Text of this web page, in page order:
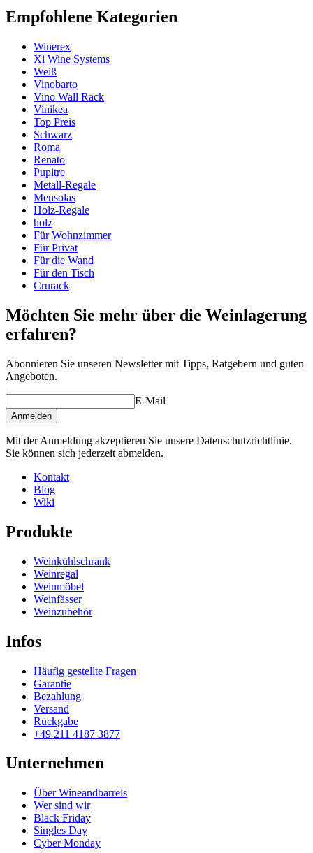
Schauen Sie sich hier Beispiele der Einrichtung mit Winerex-
Weinregalen an.
Machen Sie sich Ihre eigene Zusammenstellung aus diesen Modulen
in unserem online Weinkeller-Einrichtungstool (öffnet ein neues
ProduktnummerEX2062
Allgemein
Lieferung
Platzierung
Modulartrue
Flaschen
Anzahl der Flaschen (Bordeaux)
Flaschentyp
Abmessungen (BxHxT cm)
Höhe (cm) 105
Breite (cm)68
Tiefe (cm)
32
Gewicht (kg)31
Empfohlene Kategorien
Winerex
Xi Wine Systems
Weiß
Vinobarto
Vino Wall Rack
Vinikea
Top Preis
Schwarz
Roma
Renato
Pupitre
Metall-Regale
Mensolas
Holz-Regale
holz
Für Wohnzimmer
Für Privat
Für die Wand
Für den Tisch
Crurack
Möchten Sie mehr über die Weinlagerung
erfahren?
Abonnieren Sie unseren Newsletter mit Tipps, Ratgebern und guten
Angeboten.
E-Mail
Anmelden
Mit der Anmeldung akzeptieren Sie unsere Datenschutzrichtlinie.
Sie können sich jederzeit abmelden.
Kontakt
Blog
Wiki
Produkte
Weinkühlschrank
Weinregal
Weinmöbel
Weinfässer
Weinzubehör
Infos
Häufig gestellte Fragen
Garantie
Bezahlung
Versand
Rückgabe
+49 211 4187 3877
Unternehmen
Über Wineandbarrels
Wer sind wir
Black Friday
Singles Day
Cyber Monday